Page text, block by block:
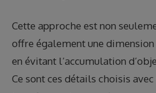
Cette approche est non
offre également une
en évitant l’accumulation
Ce sont ces détails choisis